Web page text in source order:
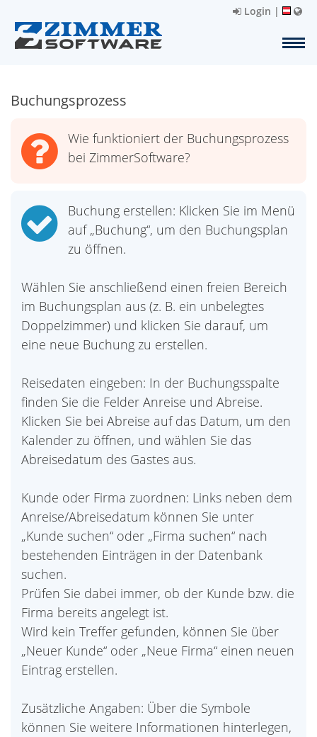
Login |
Buchungsprozess
Wie funktioniert der Buchungsprozess
bei ZimmerSoftware?
Buchung erstellen: Klicken Sie im Menü
auf „Buchung“, um den Buchungsplan
zu öffnen.
Wählen Sie anschließend einen freien Bereich
im Buchungsplan aus (z. B. ein unbelegtes
Doppelzimmer) und klicken Sie darauf, um
eine neue Buchung zu erstellen.
Reisedaten eingeben: In der Buchungsspalte
finden Sie die Felder Anreise und Abreise.
Klicken Sie bei Abreise auf das Datum, um den
Kalender zu öffnen, und wählen Sie das
Abreisedatum des Gastes aus.
Kunde oder Firma zuordnen: Links neben dem
Anreise/Abreisedatum können Sie unter
„Kunde suchen“ oder „Firma suchen“ nach
bestehenden Einträgen in der Datenbank
suchen.
Prüfen Sie dabei immer, ob der Kunde bzw. die
Firma bereits angelegt ist.
Wird kein Treffer gefunden, können Sie über
„Neuer Kunde“ oder „Neue Firma“ einen neuen
Eintrag erstellen.
Zusätzliche Angaben: Über die Symbole
können Sie weitere Informationen hinterlegen,